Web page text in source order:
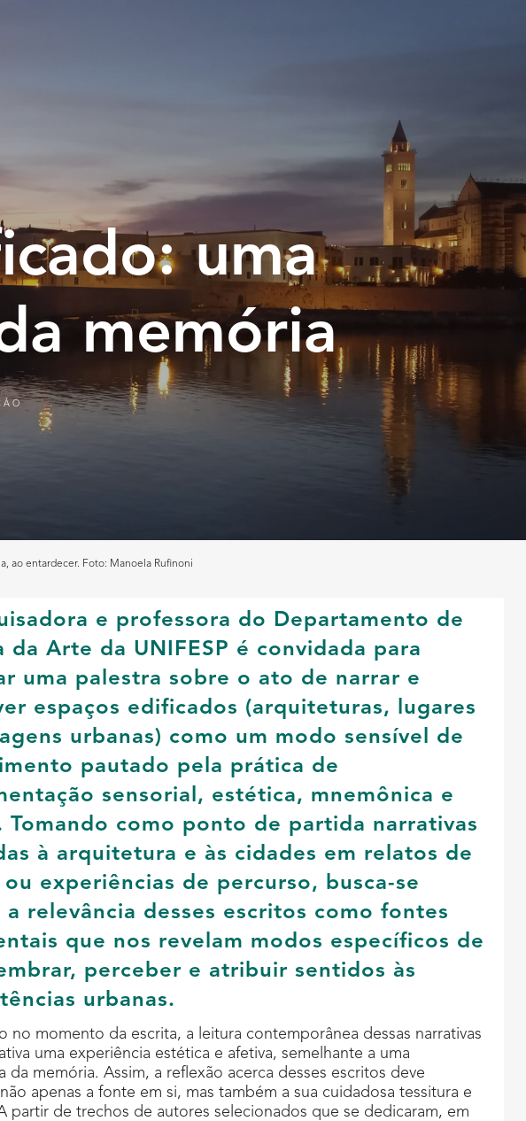
uma
memória
ao entardecer. Foto: Manoela Rufinoni
e professora do Departamento de
da Arte da UNIFESP é convidada para
uma palestra sobre o ato de narrar e
espaços edificados (arquiteturas, lugares
urbanas) como um modo sensível de
pautado pela prática de
sensorial, estética, mnemônica e
Tomando como ponto de partida narrativas
à arquitetura e às cidades em relatos de
ou experiências de percurso, busca-se
relevância desses escritos como fontes
que nos revelam modos específicos de
perceber e atribuir sentidos às
urbanas.
no momento da escrita, a leitura contemporânea dessas narrativas
uma experiência estética e afetiva, semelhante a uma
da memória. Assim, a reflexão acerca desses escritos deve
apenas a fonte em si, mas também a sua cuidadosa tessitura e
partir de trechos de autores selecionados que se dedicaram, em